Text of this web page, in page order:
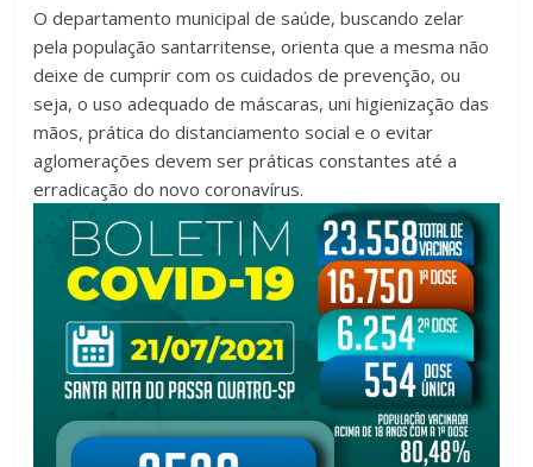
O departamento municipal de saúde, buscando zelar
pela população santarritense, orienta que a mesma não
deixe de cumprir com os cuidados de prevenção, ou
seja, o uso adequado de máscaras, uni higienização das
mãos, prática do distanciamento social e o evitar
aglomerações devem ser práticas constantes até a
erradicação do novo coronavírus.